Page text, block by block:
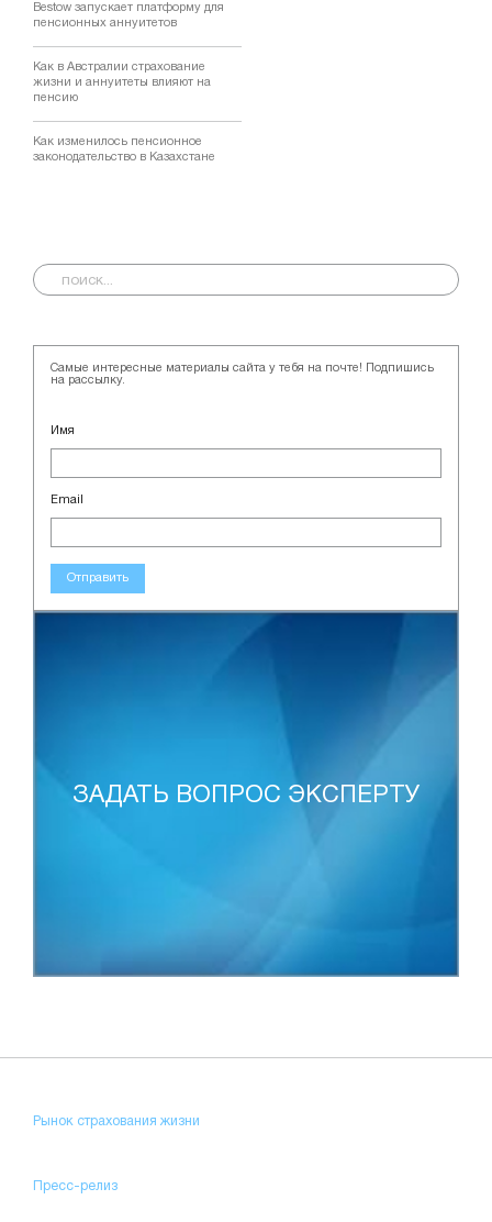
Bestow запускает платформу для
пенсионных аннуитетов
Как в Австралии страхование
жизни и аннуитеты влияют на
пенсию
Как изменилось пенсионное
законодательство в Казахстане
Самые интересные материалы сайта у тебя на почте! Подпишись
на рассылку.
Имя
Email
Отправить
ЗАДАТЬ ВОПРОС ЭКСПЕРТУ
Рынок страхования жизни
Пресс-релиз